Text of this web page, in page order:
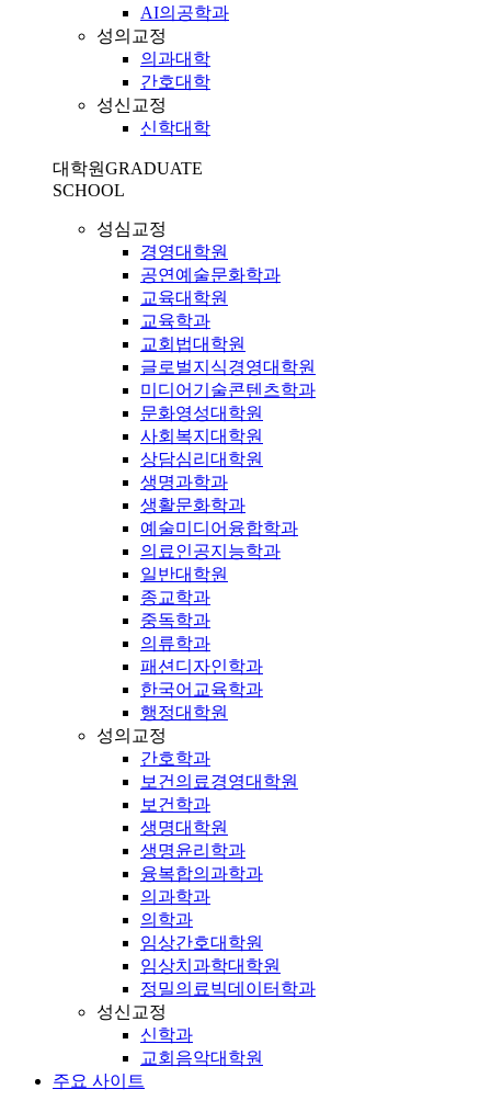
AI의공학과
성의교정
의과대학
간호대학
성신교정
신학대학
대학원GRADUATE
SCHOOL
성심교정
경영대학원
공연예술문화학과
교육대학원
교육학과
교회법대학원
글로벌지식경영대학원
미디어기술콘텐츠학과
문화영성대학원
사회복지대학원
상담심리대학원
생명과학과
생활문화학과
예술미디어융합학과
의료인공지능학과
일반대학원
종교학과
중독학과
의류학과
패션디자인학과
한국어교육학과
행정대학원
성의교정
간호학과
보건의료경영대학원
보건학과
생명대학원
생명윤리학과
융복합의과학과
의과학과
의학과
임상간호대학원
임상치과학대학원
정밀의료빅데이터학과
성신교정
신학과
교회음악대학원
주요 사이트